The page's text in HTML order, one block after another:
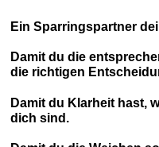
Ein Sparringspartner
Damit du die
die richtigen
Damit du Klarheit hast,
dich sind.